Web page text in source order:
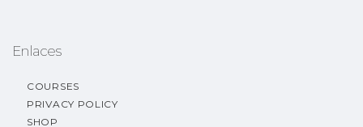
Enlaces
COURSES
PRIVACY POLICY
SHOP